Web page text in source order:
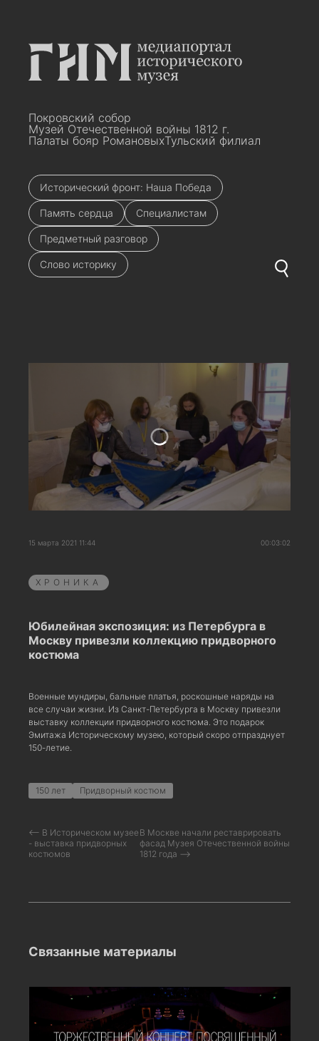
Покровский собор
Музей Отечественной войны 1812 г.
Палаты бояр РомановыхТульский филиал
Исторический фронт: Наша Победа
Память сердца Специалистам
Предметный разговор
Слово историку
15 марта 2021 11:44 00:03:02
ХРОНИКА
Юбилейная экспозиция: из Петербурга в
Москву привезли коллекцию придворного
костюма
Военные мундиры, бальные платья, роскошные наряды на
все случаи жизни. Из Санкт-Петербурга в Москву привезли
выставку коллекции придворного костюма. Это подарок
Эмитажа Историческому музею, который скоро отпразднует
150-летие.
150 лет Придворный костюм
⟵ В Историческом музее
- выставка придворных
костюмов
В Москве начали реставрировать
фасад Музея Отечественной войны
1812 года ⟶
Связанные материалы